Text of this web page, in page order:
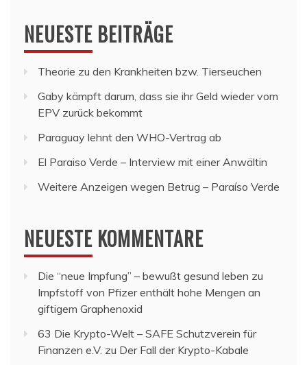
NEUESTE BEITRÄGE
Theorie zu den Krankheiten bzw. Tierseuchen
Gaby kämpft darum, dass sie ihr Geld wieder vom
EPV zurück bekommt
Paraguay lehnt den WHO-Vertrag ab
El Paraiso Verde – Interview mit einer Anwältin
Weitere Anzeigen wegen Betrug – Paraíso Verde
NEUESTE KOMMENTARE
Die “neue Impfung” – bewußt gesund leben zu
Impfstoff von Pfizer enthält hohe Mengen an
giftigem Graphenoxid
63 Die Krypto-Welt – SAFE Schutzverein für
Finanzen e.V. zu Der Fall der Krypto-Kabale